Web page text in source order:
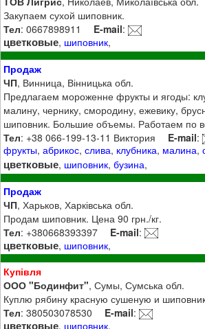
Закупаем сухой шиповник.
Тел: 0667898911 E-mail:
цветковые, шиповник,
Продаж
ЧП, Винница, Вінницька обл.
Предлагаем мороженне фрукты и ягоды:
малину, чернику, смородину, ежевику,
шиповник. Большие объемы. Работаем по
Тел: +38 066-199-13-11 Виктория E-mail:
фрукты,абрикос,слива, клубника, малина,
цветковые, шиповник,бузина,
Продаж
ЧП, Харьков, Харківська обл.
Продам шиповник. Цена 90 грн./кг.
Тел: +380668393397 E-mail:
цветковые, шиповник,
Купівля
ООО "Бодинфит", Сумы, Сумська обл.
Куплю рябину красную сушеную и
Тел: 380503078530 E-mail:
цветковые, шиповник,